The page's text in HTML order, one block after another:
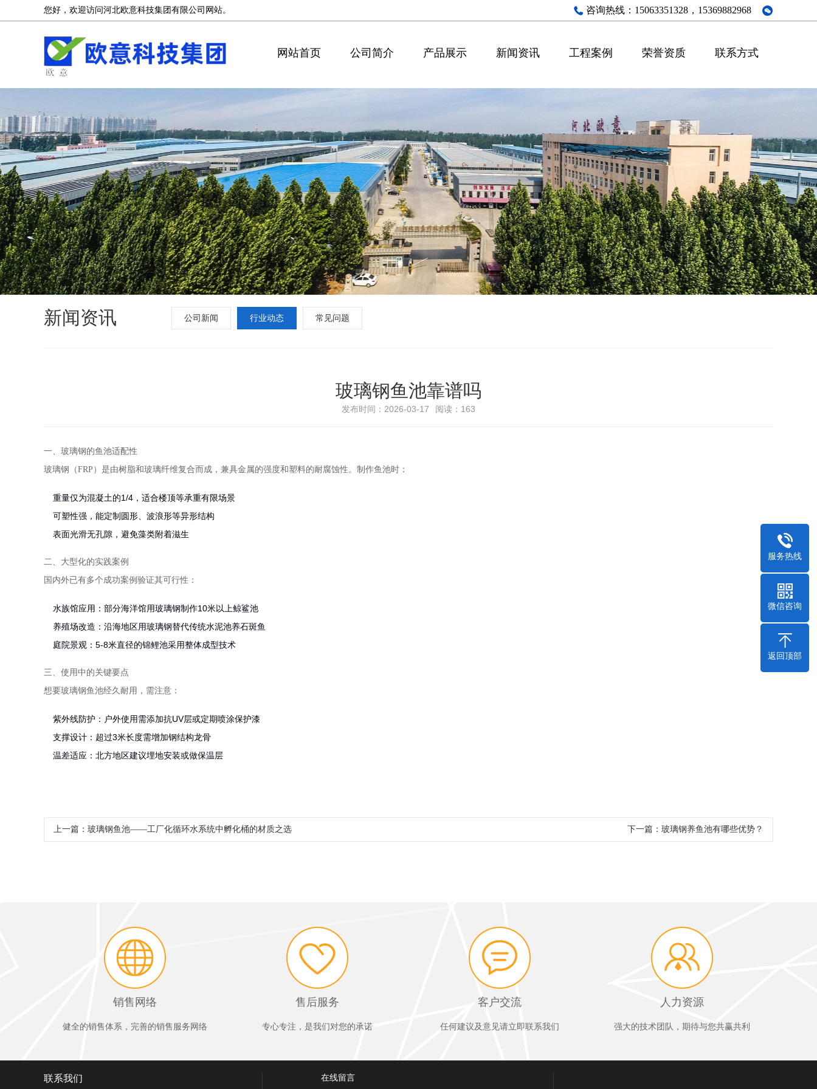
您好，欢迎访问河北欧意科技集团有限公司网站。 咨询热线： 15063351328，15369882968
网站首页 公司简介 产品展示 新闻资讯 工程案例 荣誉资质 联系方式
新闻资讯 公司新闻 行业动态 常见问题
玻璃钢鱼池靠谱吗
发布时间：2026-03-17 阅读：163
一、玻璃钢的鱼池适配性
玻璃钢（FRP）是由树脂和玻璃纤维复合而成，兼具金属的强度和塑料的耐腐蚀性。制作鱼池时：
重量仅为混凝土的1/4，适合楼顶等承重有限场景
可塑性强，能定制圆形、波浪形等异形结构
表面光滑无孔隙，避免藻类附着滋生
二、大型化的实践案例
国内外已有多个成功案例验证其可行性：
水族馆应用：部分海洋馆用玻璃钢制作10米以上鲸鲨池
养殖场改造：沿海地区用玻璃钢替代传统水泥池养石斑鱼
庭院景观：5-8米直径的锦鲤池采用整体成型技术
三、使用中的关键要点
想要玻璃钢鱼池经久耐用，需注意：
紫外线防护：户外使用需添加抗UV层或定期喷涂保护漆
支撑设计：超过3米长度需增加钢结构龙骨
温差适应：北方地区建议埋地安装或做保温层
上一篇： 玻璃钢鱼池——工厂化循环水系统中孵化桶的材质之选 下一篇： 玻璃钢养鱼池有哪些优势？
销售网络
健全的销售体系，完善的销售服务网络
售后服务
专心专注，是我们对您的承诺
客户交流
任何建议及意见请立即联系我们
人力资源
强大的技术团队，期待与您共赢共利
联系我们 在线留言
服务热线
微信咨询
返回顶部